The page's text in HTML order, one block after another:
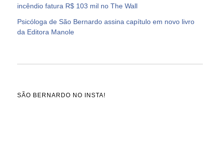
incêndio fatura R$ 103 mil no The Wall
Psicóloga de São Bernardo assina capítulo em novo livro
da Editora Manole
SÃO BERNARDO NO INSTA!